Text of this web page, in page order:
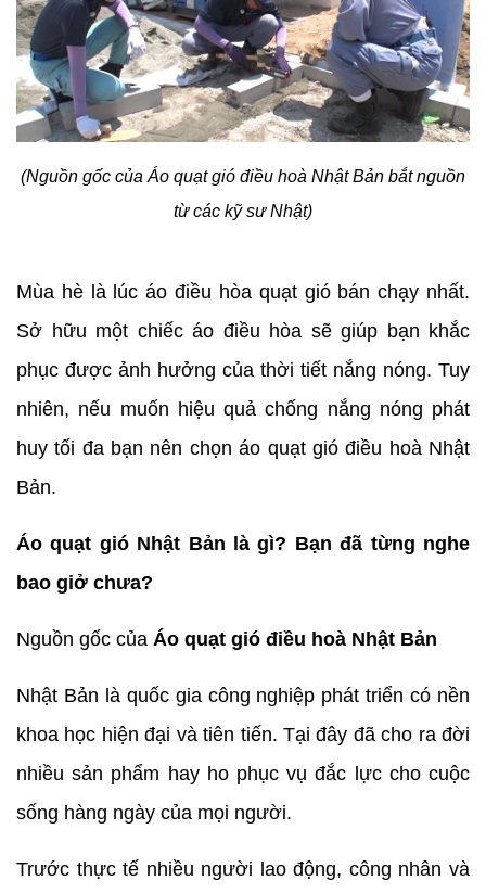
(Nguồn gốc của Áo quạt gió điều hoà Nhật Bản bắt nguồn
từ các kỹ sư Nhật)
Mùa hè là lúc áo điều hòa quạt gió bán chạy nhất.
Sở hữu một chiếc áo điều hòa sẽ giúp bạn khắc
phục được ảnh hưởng của thời tiết nắng nóng. Tuy
nhiên, nếu muốn hiệu quả chống nắng nóng phát
huy tối đa bạn nên chọn áo quạt gió điều hoà Nhật
Bản.
Áo quạt gió Nhật Bản là gì? Bạn đã từng nghe
bao giở chưa?
Nguồn gốc của Áo quạt gió điều hoà Nhật Bản
Nhật Bản là quốc gia công nghiệp phát triển có nền
khoa học hiện đại và tiên tiến. Tại đây đã cho ra đời
nhiều sản phẩm hay ho phục vụ đắc lực cho cuộc
sống hàng ngày của mọi người.
Trước thực tế nhiều người lao động, công nhân và